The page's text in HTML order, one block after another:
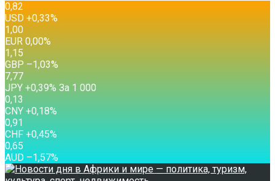
0,82
USD +0,33%
1,00
EUR 0,00%
1,15
GBP –1,03%
7,77
JPY +0,39% За 1 000
0,13
CNY +0,18%
0,91
CHF +0,45%
0,65
AUD –1,57%